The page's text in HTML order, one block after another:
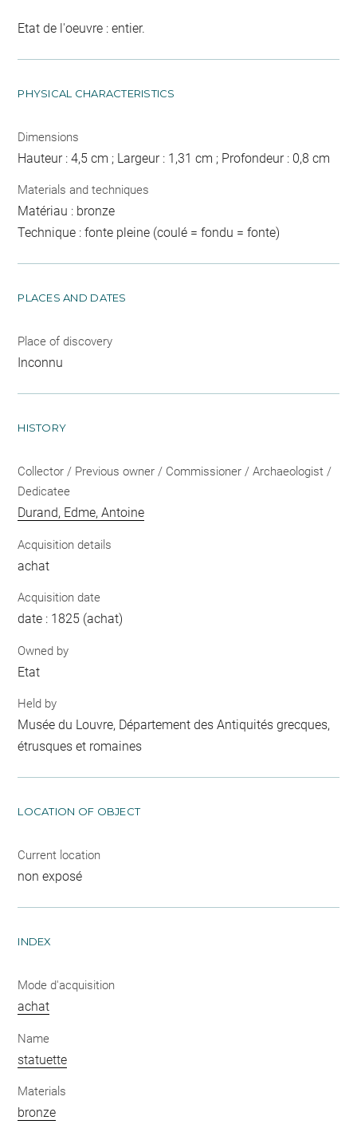
Etat de l'oeuvre : entier.
PHYSICAL CHARACTERISTICS
Dimensions
Hauteur : 4,5 cm ; Largeur : 1,31 cm ; Profondeur : 0,8 cm
Materials and techniques
Matériau : bronze
Technique : fonte pleine (coulé = fondu = fonte)
PLACES AND DATES
Place of discovery
Inconnu
HISTORY
Collector / Previous owner / Commissioner / Archaeologist /
Dedicatee
Durand, Edme, Antoine
Acquisition details
achat
Acquisition date
date : 1825 (achat)
Owned by
Etat
Held by
Musée du Louvre, Département des Antiquités grecques,
étrusques et romaines
LOCATION OF OBJECT
Current location
non exposé
INDEX
Mode d'acquisition
achat
Name
statuette
Materials
bronze